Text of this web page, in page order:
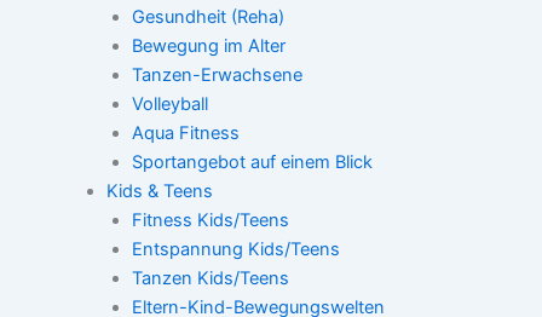
Gesundheit (Reha)
Bewegung im Alter
Tanzen-Erwachsene
Volleyball
Aqua Fitness
Sportangebot auf einem Blick
Kids & Teens
Fitness Kids/Teens
Entspannung Kids/Teens
Tanzen Kids/Teens
Eltern-Kind-Bewegungswelten